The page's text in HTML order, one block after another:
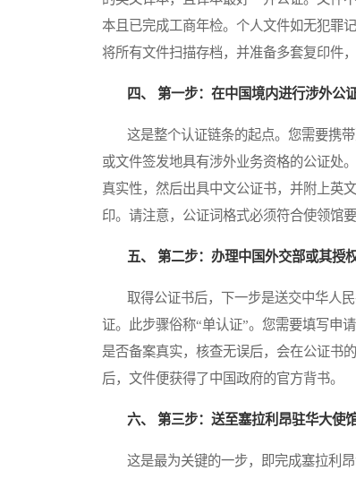
本且已完成工商年检。个人文件如无犯罪
将所有文件扫描存档，并准备多套复印件
四、 第一步：在中国境内进行涉外公
这是整个认证链条的起点。您需要携带
或文件签发地具有涉外业务资格的公证处
真实性，然后出具中文公证书，并附上英
印。请注意，公证词格式必须符合使领馆
五、 第二步：办理中国外交部或其授
取得公证书后，下一步是送交中华人民
证。此步骤俗称“单认证”。您需要填写申
是否备案真实，核查无误后，会在公证书
后，文件便获得了中国政府的官方背书。
六、 第三步：送至塞拉利昂驻华大使
这是最为关键的一步，即完成塞拉利昂